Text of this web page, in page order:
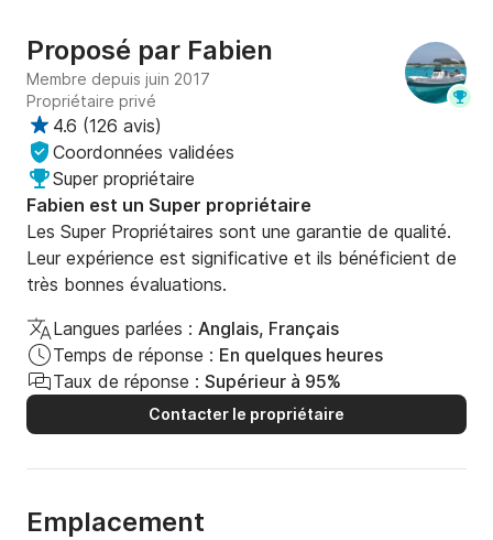
Proposé par Fabien
Membre depuis juin 2017
Propriétaire privé
4.6 (126 avis)
Coordonnées validées
Super propriétaire
Fabien est un Super propriétaire
Les Super Propriétaires sont une garantie de qualité.
Leur expérience est significative et ils bénéficient de
très bonnes évaluations.
Langues parlées : Anglais, Français
Temps de réponse : En quelques heures
Taux de réponse : Supérieur à 95%
Contacter le propriétaire
Emplacement